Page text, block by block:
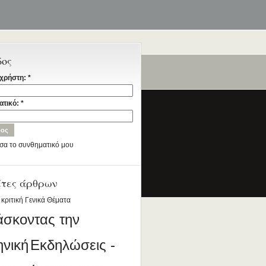
*
*
το συνθηματικό μου
άρθρων
Γενικά Θέματα
την
Εκδηλώσεις -
την Ελληνική Γλώσσα